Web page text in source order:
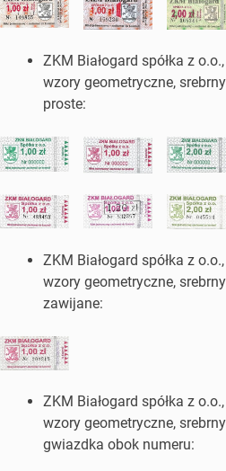
ZKM Białogard spółka z
wzory geometryczne,
proste:
ZKM Białogard spółka z
wzory geometryczne,
zawijane:
ZKM Białogard spółka z
wzory geometryczne,
gwiazdka obok numeru: